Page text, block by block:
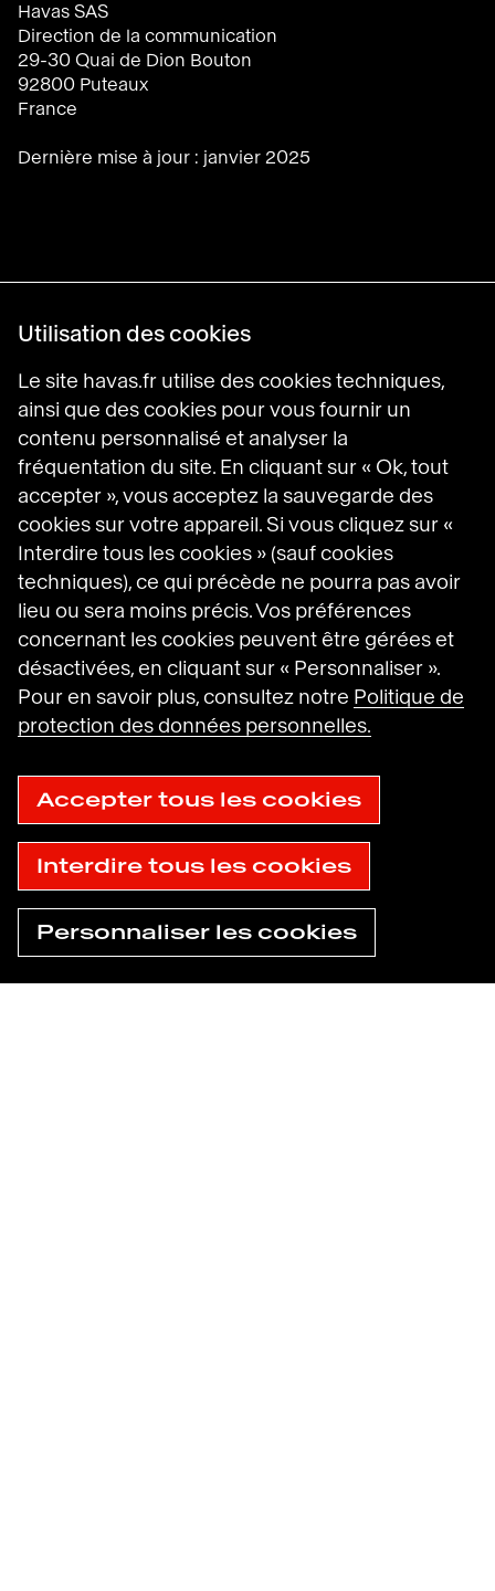
Havas SAS
Direction de la communication
29-30 Quai de Dion Bouton
92800 Puteaux
France
Dernière mise à jour : janvier 2025
Trouver une
agence
Besoin d'aide
maintenant ?
Havas Villages
Science of Desire
Meaningful Brands
Prosumer Reports
Havas sur LinkedIn
Havas sur Instagram
Havas sur DailyMotion
Mentions légales
Conditions générales d’utilisation
Politique en matière de cookies
Politique de protection des données
Plan du site
Utilisation des cookies
Le site havas.fr utilise des cookies techniques,
ainsi que des cookies pour vous fournir un
contenu personnalisé et analyser la
fréquentation du site. En cliquant sur « Ok, tout
accepter », vous acceptez la sauvegarde des
cookies sur votre appareil. Si vous cliquez sur «
Interdire tous les cookies » (sauf cookies
techniques), ce qui précède ne pourra pas avoir
lieu ou sera moins précis. Vos préférences
concernant les cookies peuvent être gérées et
désactivées, en cliquant sur « Personnaliser ».
Pour en savoir plus, consultez notre Politique de
protection des données personnelles.
Accepter tous les cookies
Interdire tous les cookies
Personnaliser les cookies